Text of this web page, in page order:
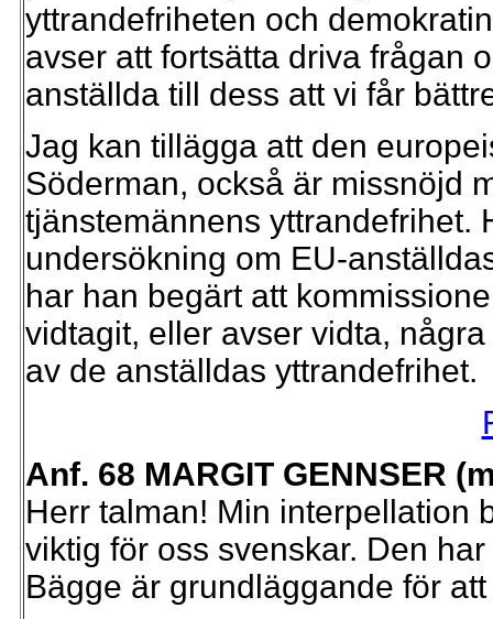
yttrandefriheten och
avser att fortsätta driva frågan
anställda till dess att vi får
Jag kan tillägga att den
Söderman, också är missnöjd
tjänstemännens yttrandefrihet.
undersökning om EU-
har han begärt att
vidtagit, eller avser vidta,
av de anställdas yttrandefrihet.
Anf. 68 MARGIT GENNSER
Herr talman! Min interpellation
viktig för oss svenskar. Den
Bägge är grundläggande för